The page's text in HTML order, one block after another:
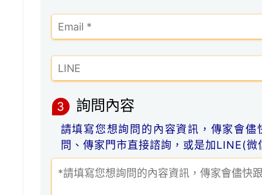
3 詢問內容
請填寫您想詢問的內容資訊，傳家會
問、傳家門市直接諮詢，或是加LINE(微